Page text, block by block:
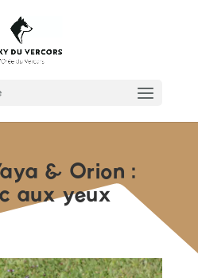
& Orion :
aux yeux